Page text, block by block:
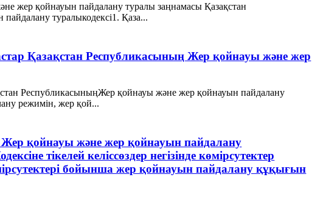
жер қойнауын пайдалану туралы заңнамасы Қазақстан
туралыкодексі1. Қаза...
Қазақстан Республикасының Жер қойнауы және жер
РеспубликасыныңЖер қойнауы және жер қойнауын пайдалану
режимін, жер қой...
қойнауы және жер қойнауын пайдалану
тікелей келіссөздер негізінде көмірсутектер
бойынша жер қойнауын пайдалану құқығын